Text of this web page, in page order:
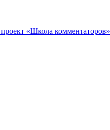
«Школа комментаторов»